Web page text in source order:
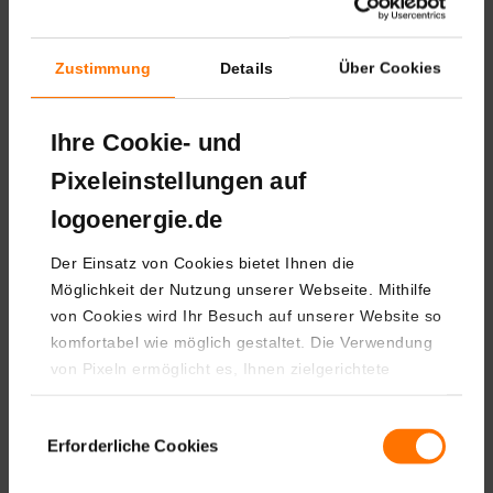
Zustimmung Details Über Cookies
Ihre Cookie- und
Pixeleinstellungen auf
logoenergie.de
Der Einsatz von Cookies bietet Ihnen die
Möglichkeit der Nutzung unserer Webseite. Mithilfe
von Cookies wird Ihr Besuch auf unserer Website so
komfortabel wie möglich gestaltet. Die Verwendung
von Pixeln ermöglicht es, Ihnen zielgerichtete
finden Sie in unsererDatenschutzinformation
Erforderliche Cookies
Wärme­pumpen­
LogoEnergie